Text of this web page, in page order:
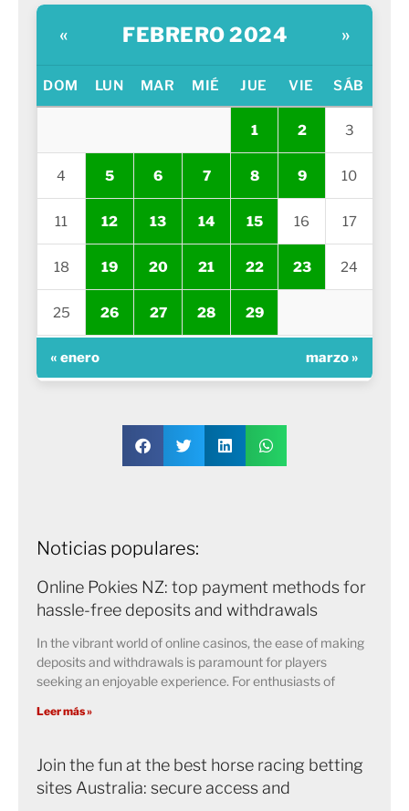
« FEBRERO 2024 »
DOM LUN MAR MIÉ JUE VIE SÁB
1 2 3
4 5 6 7 8 9 10
11 12 13 14 15 16 17
18 19 20 21 22 23 24
25 26 27 28 29
« enero marzo »
Noticias populares:
Online Pokies NZ: top payment methods for
hassle-free deposits and withdrawals
In the vibrant world of online casinos, the ease of making
deposits and withdrawals is paramount for players
seeking an enjoyable experience. For enthusiasts of
Leer más »
Join the fun at the best horse racing betting
sites Australia: secure access and